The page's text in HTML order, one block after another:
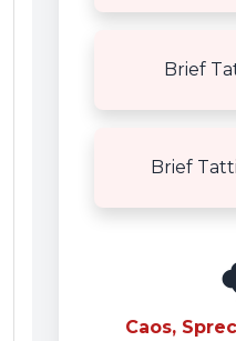
Brief
Brief
Caos,